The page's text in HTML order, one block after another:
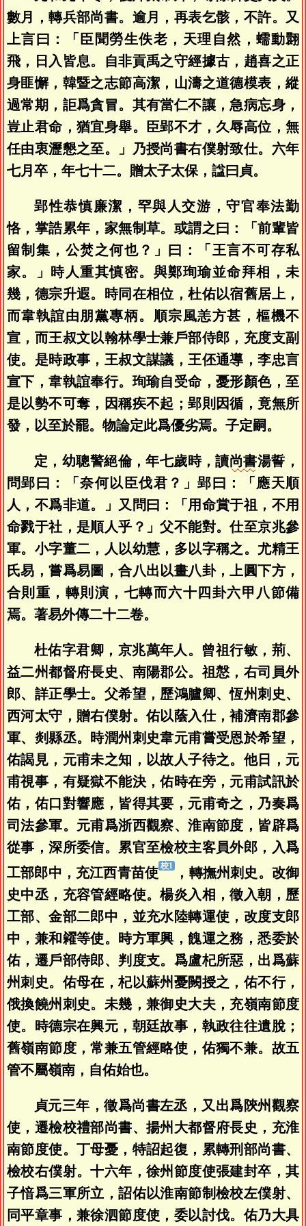
數月，轉兵部尚書。逾月，再表乞骸，不許。又
上言曰：「臣聞勞生佚老，天理自然，蠕動翾
飛，日入皆息。自非貢禹之守經據古，趙喜之正
身匪懈，韓暨之志節高潔，山濤之道德模表，縱
過常期，詎爲貪冒。其有當仁不讓，急病忘身，
豈止君命，猶宜身舉。臣郢不才，久辱高位，無
任由衷瀝懇之至。」乃授尚書右僕射致仕。六年
七月卒，年七十二。贈太子太保，諡曰貞。
郢性恭慎廉潔，罕與人交游，守官奉法勤
恪，掌誥累年，家無制草。或謂之曰：「前輩皆
留制集，公焚之何也？」曰：「王言不可存私
家。」時人重其慎密。與鄭珣瑜並命拜相，未
幾，德宗升遐。時同在相位，杜佑以宿舊居上，
而韋執誼由朋黨專柄。順宗風恙方甚，樞機不
宣，而王叔文以翰林學士兼戶部侍郎，充度支副
使。是時政事，王叔文謀議，王伾通導，李忠言
宣下，韋執誼奉行。珣瑜自受命，憂形顏色，至
是以勢不可奪，因稱疾不起；郢則因循，竟無所
發，以至於罷。物論定此爲優劣焉。子定嗣。
定，幼聰警絕倫，年七歲時，讀尚書湯誓，
問郢曰：「奈何以臣伐君？」郢曰：「應天順
人，不爲非道。」又問曰：「用命賞于祖，不用
命戮于社，是順人乎？」父不能對。仕至京兆參
軍。小字董二，人以幼慧，多以字稱之。尤精王
氏易，嘗爲易圖，合八出以畫八卦，上圓下方，
合則重，轉則演，七轉而六十四卦六甲八節備
焉。著易外傳二十二卷。
杜佑字君卿，京兆萬年人。曾祖行敏，荊、
益二州都督府長史、南陽郡公。祖慤，右司員外
郎、詳正學士。父希望，歷鴻臚卿、恆州刺史、
西河太守，贈右僕射。佑以蔭入仕，補濟南郡參
軍、剡縣丞。時潤州刺史韋元甫嘗受恩於希望，
佑謁見，元甫未之知，以故人子待之。他日，元
甫視事，有疑獄不能決，佑時在旁，元甫試訊於
佑，佑口對響應，皆得其要，元甫奇之，乃奏爲
司法參軍。元甫爲浙西觀察、淮南節度，皆辟爲
從事，深所委信。累官至檢校主客員外郎，入爲
工部郎中，充江西青苗使
，轉撫州刺史。改御
史中丞，充容管經略使。楊炎入相，徵入朝，歷
工部、金部二郎中，並充水陸轉運使，改度支郎
中，兼和糴等使。時方軍興，餽運之務，悉委於
佑，遷戶部侍郎、判度支。爲盧杞所惡，出爲蘇
州刺史。佑母在，杞以蘇州憂闕授之，佑不行，
俄換饒州刺史。未幾，兼御史大夫，充嶺南節度
使。時德宗在興元，朝廷故事，執政往往遺脫；
舊嶺南節度，常兼五管經略使，佑獨不兼。故五
管不屬嶺南，自佑始也。
貞元三年，徵爲尚書左丞，又出爲陝州觀察
使，遷檢校禮部尚書、揚州大都督府長史，充淮
南節度使。丁母憂，特詔起復，累轉刑部尚書、
檢校右僕射。十六年，徐州節度使張建封卒，其
子愔爲三軍所立，詔佑以淮南節制檢校左僕射、
同平章事，兼徐泗節度使，委以討伐。佑乃大具